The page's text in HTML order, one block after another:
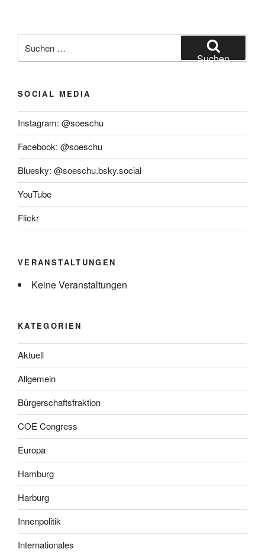
SPD-
Regionalkonferenz“
nach:
Suchen
SOCIAL MEDIA
Instagram: @soeschu
Facebook: @soeschu
Bluesky: @soeschu.bsky.social
YouTube
Flickr
VERANSTALTUNGEN
Keine Veranstaltungen
KATEGORIEN
Aktuell
Allgemein
Bürgerschaftsfraktion
COE Congress
Europa
Hamburg
Harburg
Innenpolitik
Internationales